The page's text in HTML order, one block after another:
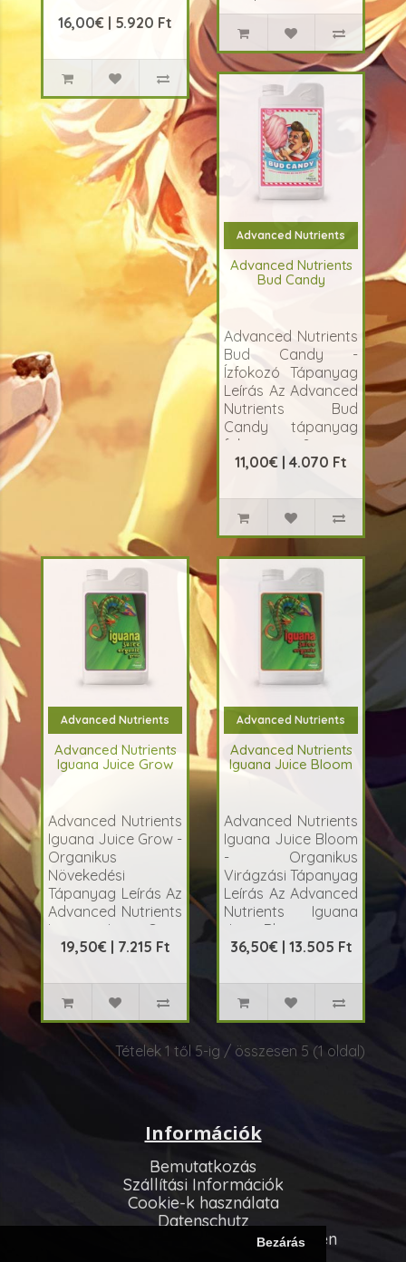
Bezárás
16,00€ | 5.920 Ft
amely..
Advanced Nutrients
Advanced Nutrients
Bud Candy
Advanced Nutrients
Bud Candy -
Ízfokozó Tápanyag
Leírás Az Advanced
Nutrients Bud
Candy tápanyag
fokozza a n&oum..
11,00€ | 4.070 Ft
Advanced Nutrients
Advanced Nutrients
Iguana Juice Grow
Advanced Nutrients
Iguana Juice Grow -
Organikus
Növekedési
Tápanyag Leírás Az
Advanced Nutrients
Iguana Juice Grow
egy t..
19,50€ | 7.215 Ft
Advanced Nutrients
Advanced Nutrients
Iguana Juice Bloom
Advanced Nutrients
Iguana Juice Bloom
- Organikus
Virágzási Tápanyag
Leírás Az Advanced
Nutrients Iguana
Juice Bloom eg..
36,50€ | 13.505 Ft
Tételek 1 től 5-ig / összesen 5 (1 oldal)
Információk
Bemutatkozás
Szállítási Információk
Cookie-k használata
Datenschutz
Allgemeinen Geschäftsbedingungen